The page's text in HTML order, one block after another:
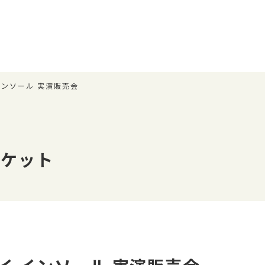
ソール 実演販売会
ット